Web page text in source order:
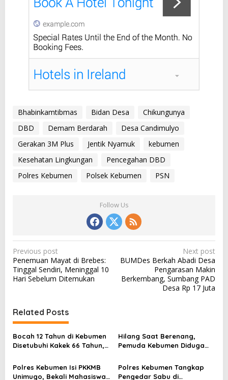
Bhabinkamtibmas Bidan Desa
Chikungunya
DBD
Demam Berdarah
Desa Candimulyo
Gerakan 3M Plus
Jentik Nyamuk
kebumen
Kesehatan Lingkungan
Pencegahan DBD
Polres Kebumen
Polsek Kebumen PSN
Follow Us
P
o
s
n
a
v
i
g
Previous post
Penemuan Mayat di Brebes:
Tinggal Sendiri, Meninggal 10
Hari Sebelum Ditemukan
Next post
BUMDes Berkah Abadi Desa
Pengarasan Makin
Berkembang, Sumbang PAD
Desa Rp 17 Juta
Related Posts
Bocah 12 Tahun di Kebumen
Disetubuhi Kakek 66 Tahun,
Korban!
Hilang Saat Berenang,
Pemuda Kebumen Diduga
Ambal
Polres Kebumen Isi PKKMB
Unimugo, Bekali Mahasiswa
Polres Kebumen Tangkap
Pengedar Sabu di